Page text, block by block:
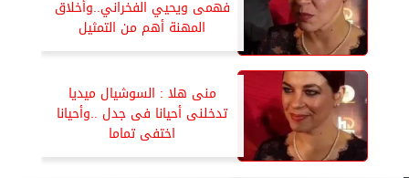
فهمى ويحيي الفخراني..وأخلاق
المهنة أهم من التمثيل
منى هلا : السوشيال ميديا
تدخلنى أحيانا فى جدل ..وأحيانا
اختفى تماما